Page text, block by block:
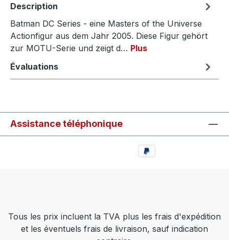
Description
Batman DC Series - eine Masters of the Universe
Actionfigur aus dem Jahr 2005. Diese Figur gehört
zur MOTU-Serie und zeigt d… Plus
Évaluations
Assistance téléphonique
Tous les prix incluent la TVA plus les frais d'expédition
et les éventuels frais de livraison, sauf indication